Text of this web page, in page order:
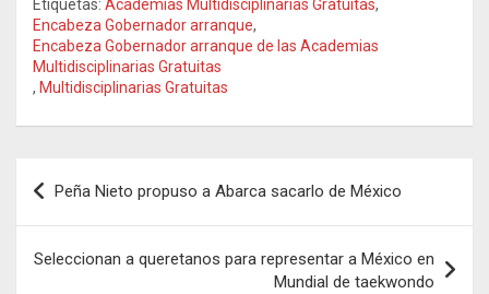
Etiquetas: Academias Multidisciplinarias Gratuitas,
Encabeza Gobernador arranque,
Encabeza Gobernador arranque de las Academias
Multidisciplinarias Gratuitas
, Multidisciplinarias Gratuitas
Navegación
de
entradas
Peña Nieto propuso a Abarca sacarlo de México
Seleccionan a queretanos para representar a México en
Mundial de taekwondo